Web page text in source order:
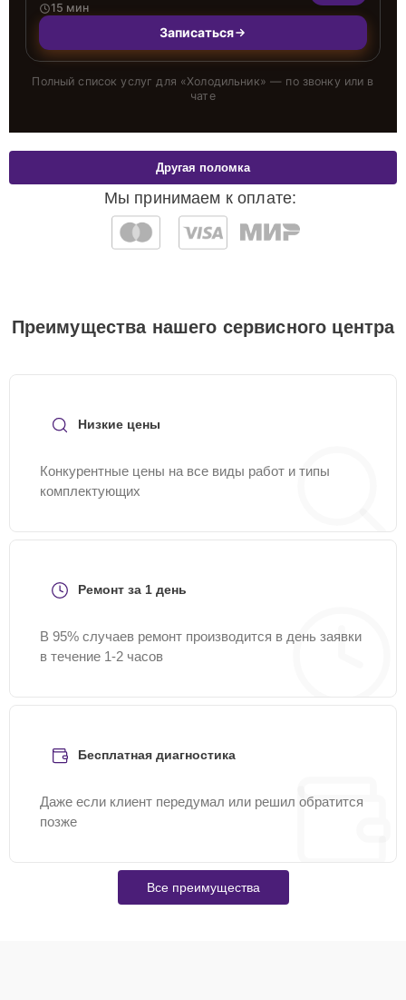
15 мин
Записаться
Полный список услуг для «Холодильник» — по звонку или в
чате
Мы принимаем к оплате:
Другая поломка
Преимущества нашего сервисного центра
Низкие цены
Конкурентные цены на все виды работ и типы
комплектующих
Ремонт за 1 день
В 95% случаев ремонт производится в день заявки
в течение 1-2 часов
Бесплатная диагностика
Даже если клиент передумал или решил обратится
позже
Все преимущества